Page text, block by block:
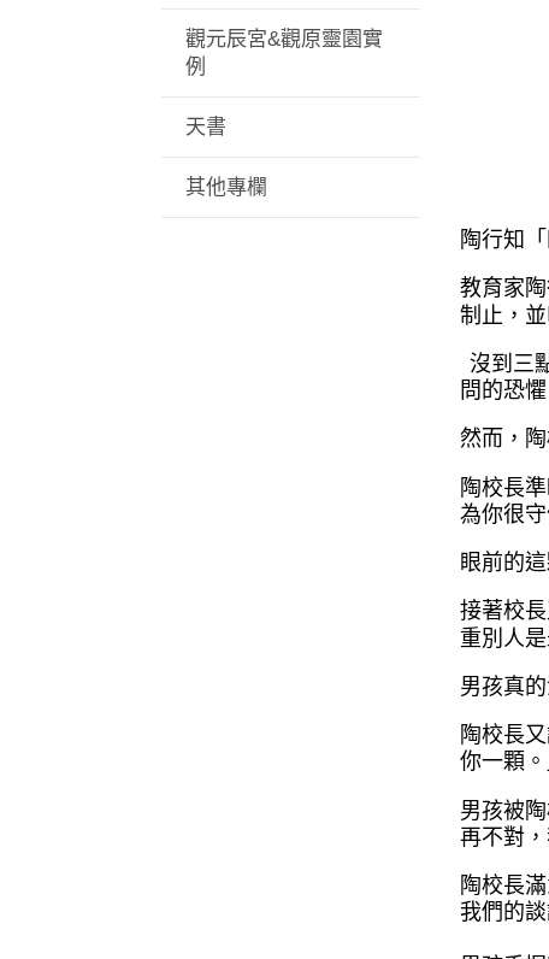
陶行知
教育家
制止，
沒到三
問的恐
然而，
陶校長
為你很
眼前的
接著校
重別人
男孩真
陶校長
你一顆。
男孩被
再不對
陶校長
我們的
觀元辰宮&觀原靈園實
例
天書
其他專欄